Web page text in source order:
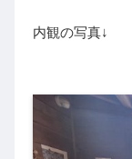
内観の写真↓